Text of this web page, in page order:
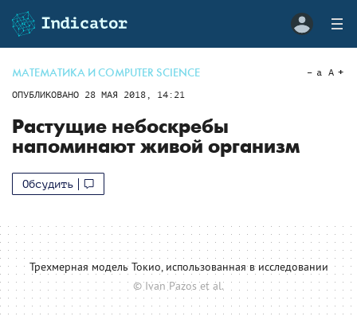
МАТЕМАТИКА И COMPUTER SCIENCE
ОПУБЛИКОВАНО 28 МАЯ 2018, 14:21
a A
Растущие небоскребы
напоминают живой организм
Обсудить
Трехмерная модель Токио, использованная в исследовании
© Ivan Pazos et al.